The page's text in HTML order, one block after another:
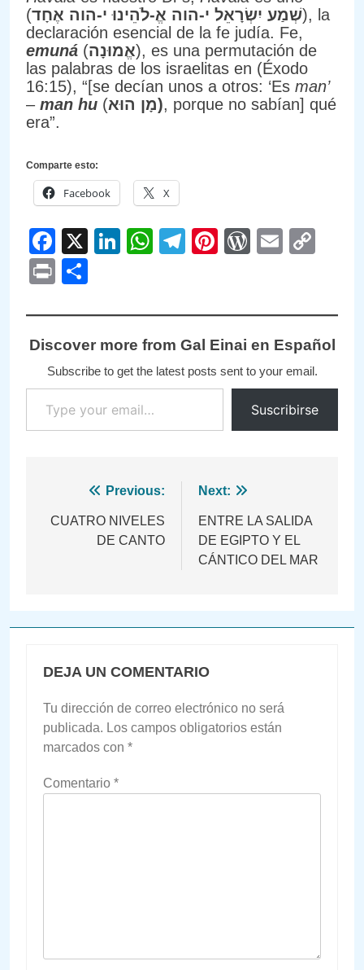
(שְׁמַע יִשְׂרָאֵל י-הוה אֱ-לֹהֵינוּ י-הוה אֶחָד), la
declaración esencial de la fe judía. Fe,
emuná (אֱמוּנָה), es una permutación de
las palabras de los israelitas en (Éxodo
16:15), “[se decían unos a otros: ‘Es man’
– man hu ( מָן הוּא), porque no sabían] qué
era”.
Comparte esto:
Facebook X
Facebook
X LinkedIn
WhatsApp
Telegram
PinterestEmail
Print
Discover more from Gal Einai en Español
Subscribe to get the latest posts sent to your email.
Type your email…
Suscribirse
Navegación
de
Previous:
CUATRO NIVELES
DE CANTO
Next:
ENTRE LA SALIDA
DE EGIPTO Y EL
CÁNTICO DEL MAR
DEJA UN COMENTARIO
Tu dirección de correo electrónico no será
publicada. Los campos obligatorios están
marcados con *
Comentario *